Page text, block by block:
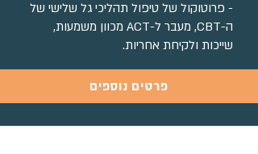
- פרוטוקול של טיפול תהליכי גל שלישי של
ה-CBT, מעבר ל-ACT מכוון משמעות,
שייכות ולקיחת אחריות.
פרטים נוספים